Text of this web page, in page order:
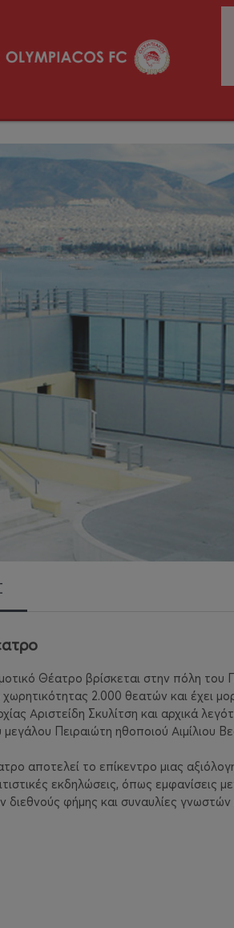
Θέατρο βρίσκεται στην πόλη του
2.000 θεατών και έχει
Αριστείδη Σκυλίτση και αρχικά
Πειραιώτη ηθοποιού Αιμίλιου
αποτελεί το επίκεντρο μιας
εκδηλώσεις, όπως εμφανίσεις
διεθνούς φήμης και συναυλίες γνωστών